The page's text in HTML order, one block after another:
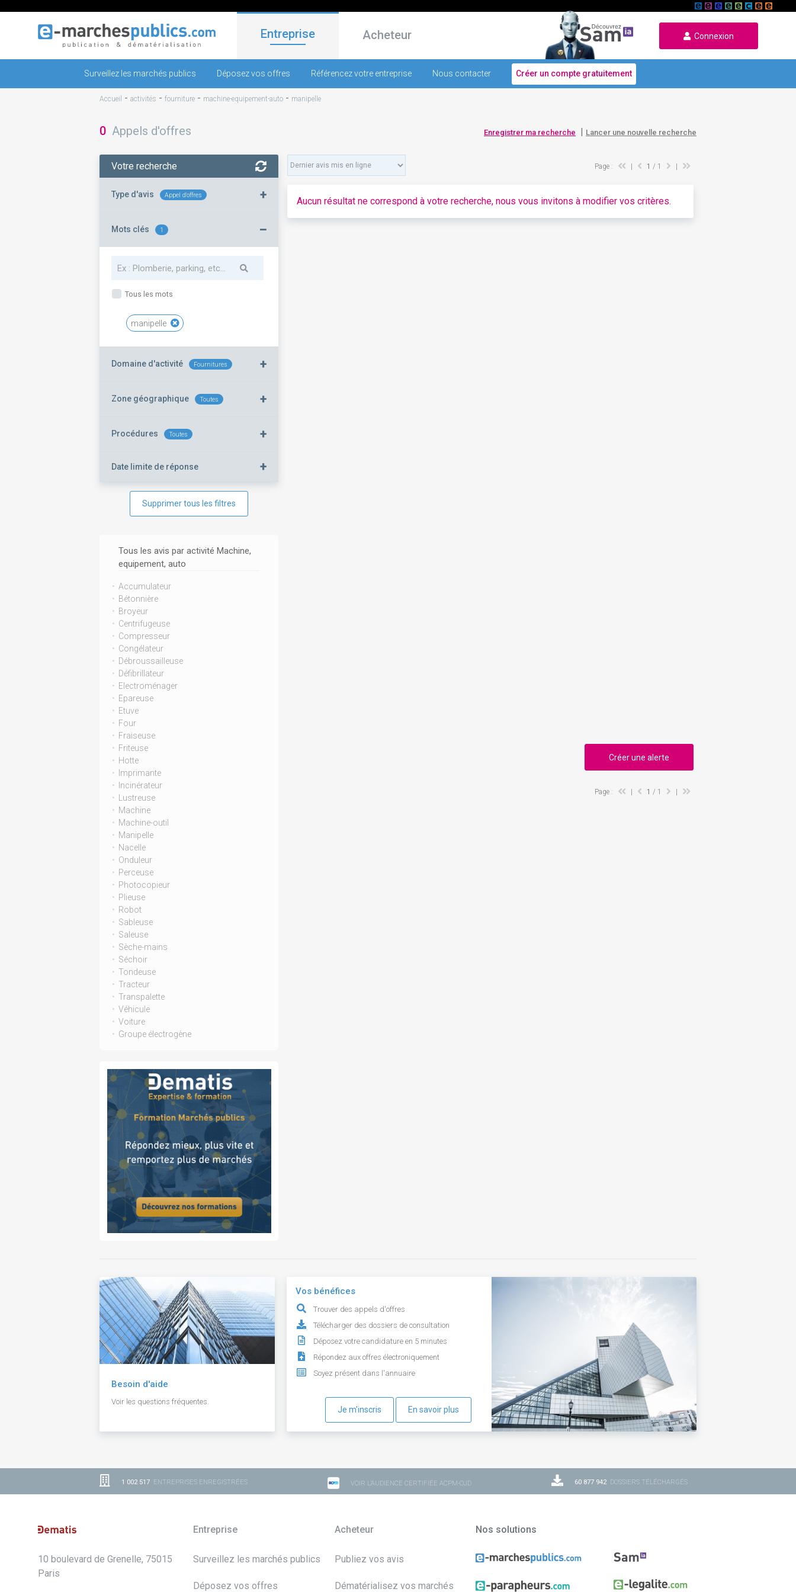
Entreprise Acheteur Connexion
Surveillez les marchés publics Déposez vos offres Référencez votre entreprise Nous contacter Créer un compte gratuitement
Accueil - activités - fourniture - machine-equipement-auto - manipelle
0 Appels d'offres Enregistrer ma recherche | Lancer une nouvelle recherche
Votre recherche
Type d'avis Appel d'offres +
Mots clés 1 –
Tous les mots
manipelle
Domaine d'activité Fournitures +
Zone géographique Toutes +
Procédures Toutes +
Date limite de réponse +
Supprimer tous les filtres
Tous les avis par activité Machine,
equipement, auto
Accumulateur
Bétonnière
Broyeur
Centrifugeuse
Compresseur
Congélateur
Débroussailleuse
Défibrillateur
Electroménager
Epareuse
Etuve
Four
Fraiseuse
Friteuse
Hotte
Imprimante
Incinérateur
Lustreuse
Machine
Machine-outil
Manipelle
Nacelle
Onduleur
Perceuse
Photocopieur
Plieuse
Robot
Sableuse
Saleuse
Sèche-mains
Séchoir
Tondeuse
Tracteur
Transpalette
Véhicule
Voiture
Groupe électrogène
Page : 1 / 1
Aucun résultat ne correspond à votre recherche, nous vous invitons à modifier vos critères.
Créer une alerte
Page : 1 / 1
Besoin d'aide
Voir les questions fréquentes.
Vos bénéfices
Trouver des appels d'offres
Télécharger des dossiers de consultation
Déposez votre candidature en 5 minutes
Répondez aux offres électroniquement
Soyez présent dans l'annuaire
Je m'inscris En savoir plus
1 002 517 ENTREPRISES ENREGISTRÉES VOIR L'AUDIENCE CERTIFIÉE ACPM-OJD 60 877 942DOSSIERS TÉLÉCHARGÉS
10 boulevard de Grenelle, 75015
Paris
Entreprise
Surveillez les marchés publics
Déposez vos offres
Acheteur
Publiez vos avis
Dématérialisez vos marchés
Nos solutions